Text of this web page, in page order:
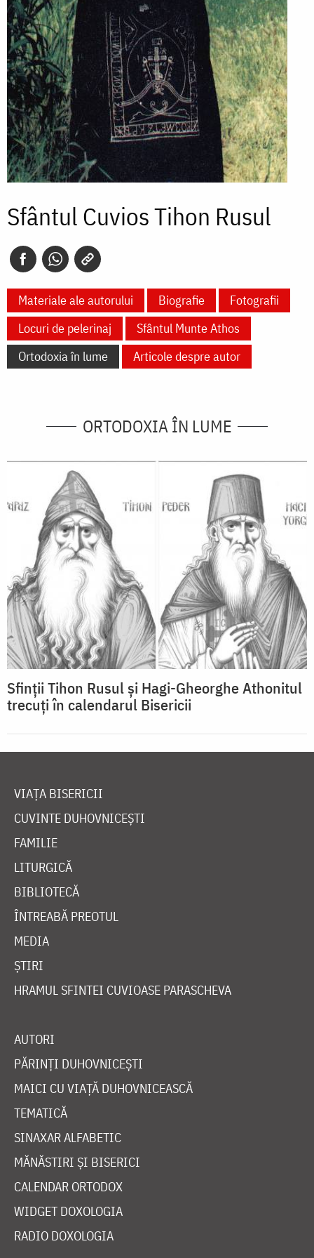
Sfântul Cuvios Tihon Rusul
Materiale ale autorului Biografie
Fotografii
Locuri de pelerinaj
Sfântul Munte Athos
Ortodoxia în lume
Articole despre autor
ORTODOXIA ÎN LUME
Sfinții Tihon Rusul și Hagi-Gheorghe Athonitul
trecuți în calendarul Bisericii
VIAȚA BISERICII
CUVINTE DUHOVNICEȘTI
FAMILIE
LITURGICĂ
BIBLIOTECĂ
ÎNTREABĂ PREOTUL
MEDIA
ȘTIRI
HRAMUL SFINTEI CUVIOASE PARASCHEVA
AUTORI
PĂRINȚI DUHOVNICEȘTI
MAICI CU VIAȚĂ DUHOVNICEASCĂ
TEMATICĂ
SINAXAR ALFABETIC
MĂNĂSTIRI ȘI BISERICI
CALENDAR ORTODOX
WIDGET DOXOLOGIA
RADIO DOXOLOGIA